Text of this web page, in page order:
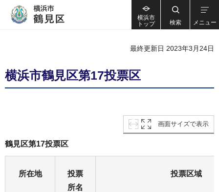
横浜市
トップ
検索 メニュー
最終更新日 2023年3月24日
横浜市鶴見区第17投票区
画面サイズで表示
鶴見区第17投票区
所在地
投票
所名
投票区域